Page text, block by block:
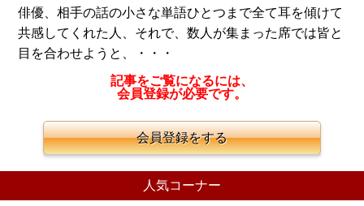
俳優、相手の話の小さな単語ひとつまで全て耳を傾けて
共感してくれた人、それで、数人が集まった席では皆と
目を合わせようと、・・・
記事をご覧になるには、
会員登録が必要です。
会員登録をする
人気コーナー